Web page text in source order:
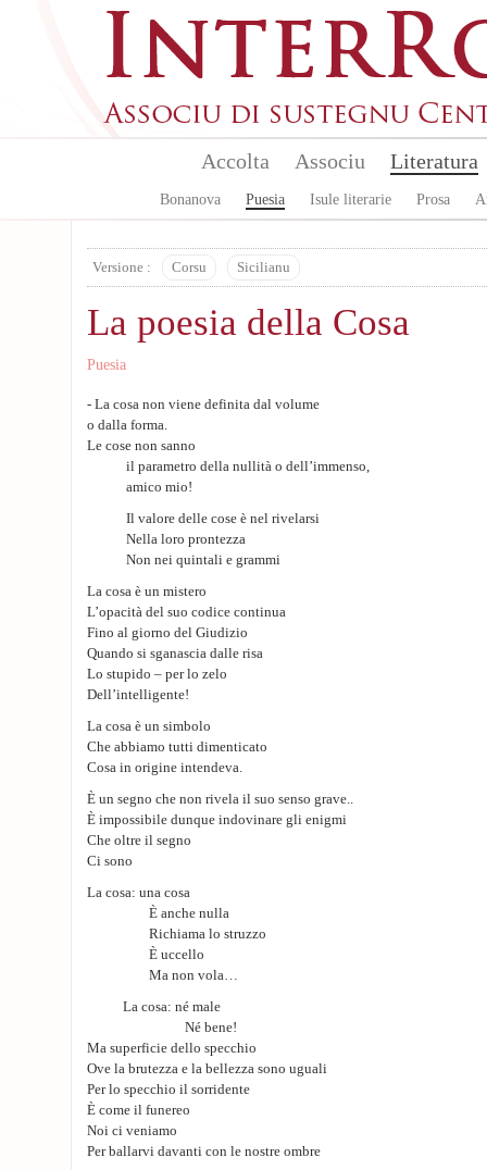
Accolta Associu Literatura
Bonanova Puesia Isule literarie Prosa
Versione : Corsu Sicilianu
La poesia della Cosa
Puesia
- La cosa non viene definita dal volume
o dalla forma.
Le cose non sanno
il parametro della nullità o dell’immenso,
amico mio!
Il valore delle cose è nel rivelarsi
Nella loro prontezza
Non nei quintali e grammi
La cosa è un mistero
L’opacità del suo codice continua
Fino al giorno del Giudizio
Quando si sganascia dalle risa
Lo stupido – per lo zelo
Dell’intelligente!
La cosa è un simbolo
Che abbiamo tutti dimenticato
Cosa in origine intendeva.
È un segno che non rivela il suo senso grave..
È impossibile dunque indovinare gli enigmi
Che oltre il segno
Ci sono
La cosa: una cosa
È anche nulla
Richiama lo struzzo
È uccello
Ma non vola…
La cosa: né male
Né bene!
Ma superficie dello specchio
Ove la brutezza e la bellezza sono uguali
Per lo specchio il sorridente
È come il funereo
Noi ci veniamo
Per ballarvi davanti con le nostre ombre